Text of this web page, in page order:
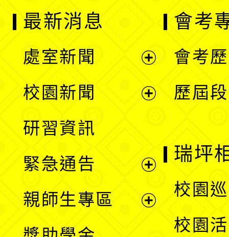
最新消息
處室新聞
單
校園新聞
選
單
研習資訊
緊急通告
親師生專區
會考
會考
歷屆
瑞坪
校園
校園